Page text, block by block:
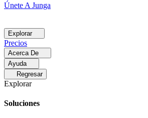
Únete A Junga
Explorar
Precios
Acerca De
Ayuda
Regresar
Explorar
Soluciones